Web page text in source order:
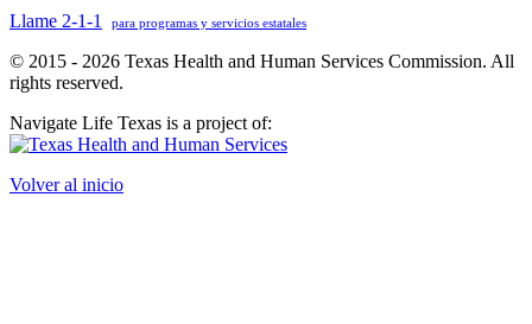
Llame 2-1-1
para programas y servicios estatales
© 2015 - 2026 Texas Health and Human Services Commission. All
rights reserved.
Navigate Life Texas is a project of:
Volver al inicio